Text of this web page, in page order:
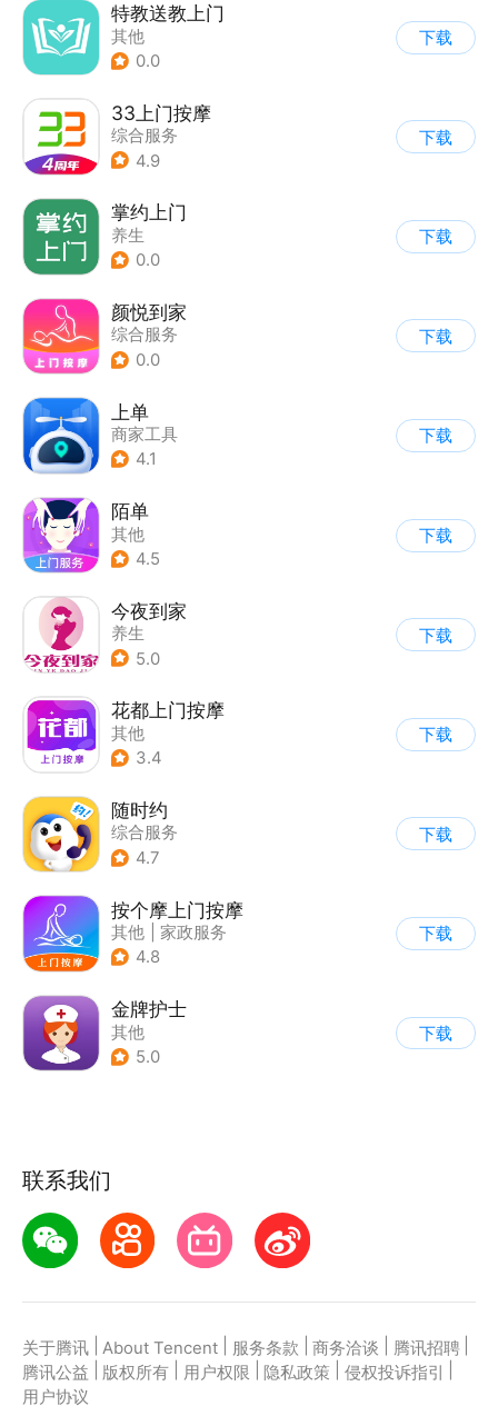
特教送教上门
其他
0.0
下载
33上门按摩
综合服务
4.9
下载
掌约上门
养生
0.0
下载
颜悦到家
综合服务
0.0
下载
上单
商家工具
4.1
下载
陌单
其他
4.5
下载
今夜到家
养生
5.0
下载
花都上门按摩
其他
3.4
下载
随时约
综合服务
4.7
下载
按个摩上门按摩
其他
家政服务
4.8
下载
金牌护士
其他
5.0
下载
联系我们
关于腾讯 About Tencent 服务条款 商务洽谈 腾讯招聘
腾讯公益
版权所有 用户权限 隐私政策 侵权投诉指引
用户协议